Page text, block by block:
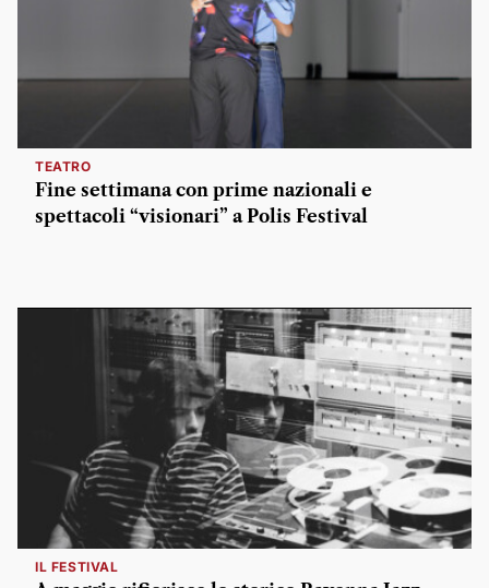
TEATRO
Fine settimana con prime nazionali e
spettacoli “visionari” a Polis Festival
IL FESTIVAL